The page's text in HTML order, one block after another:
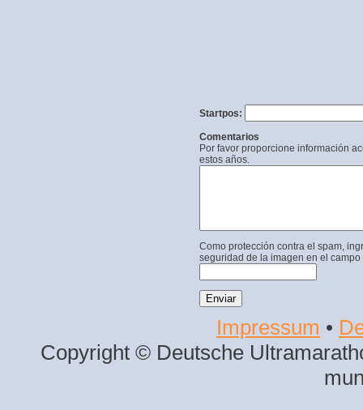
Startpos:
Comentarios
Por favor proporcione información
estos años.
Como protección contra el spam,
seguridad de la imagen en el campo
Impressum •
Copyright © Deutsche